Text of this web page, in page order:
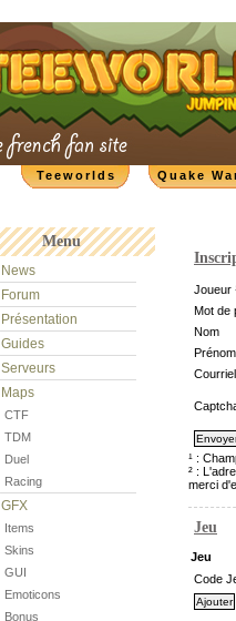
Quake
Teeworlds
Menu
News
Forum
Présentation
Guides
Serveurs
Maps
CTF
TDM
Duel
Racing
GFX
Items
Skins
GUI
Emoticons
Bonus
Joueur
Mot de
Nom
Prénom
Courriel
¹ :
² :
merci
Jeu
Jeu
Code